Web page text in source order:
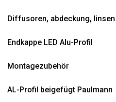
Diffusoren, abdeckung, linsen
Endkappe LED Alu-Profil
Montagezubehör
AL-Profil beigefügt Paulmann